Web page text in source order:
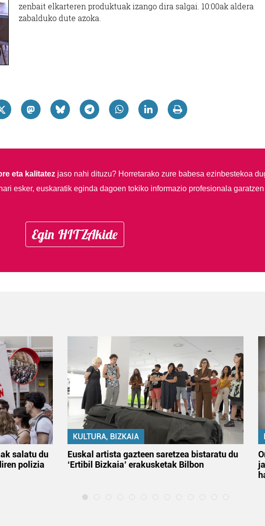
zenbait elkarteren produktuak izango dira salgai. 10:00ak aldera
zabalduko dute azoka.
eta kalitatezjaso nahi dituzu? Horretarako zure babesa ezinbestekoa
esker, euskaratik eginda dagoen tokiko informazio profesionala garatzen
Egin HITZAkide
salatu du
polizia
KULTURA, BIZKAIA
Euskal artista gazteen saretzea bistaratu du
‘Ertibil Bizkaia’ erakusketak Bilbon